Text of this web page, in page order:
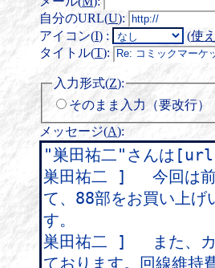
自分のURL(U):
アイコン(I) : (使
タイトル(T):
入力形式(Z):
そのまま入力（要改行）
メッセージ(A):